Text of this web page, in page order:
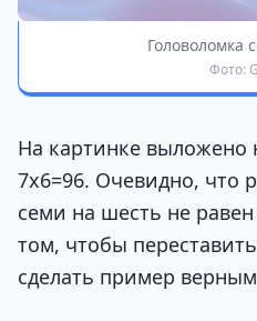
Головоломка
Фото:
На картинке выложено
7х6=96. Очевидно, что
семи на шесть не
том, чтобы
сделать пример